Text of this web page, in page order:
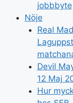
jobbbyte
Nöje
Real
Devil
12 Maj
Hur